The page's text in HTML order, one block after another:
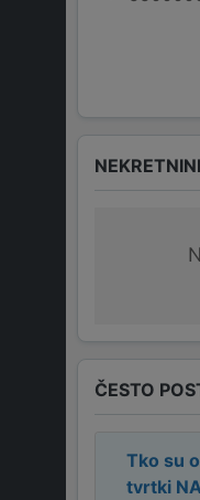
ČESTO
Tko su
tvrtki